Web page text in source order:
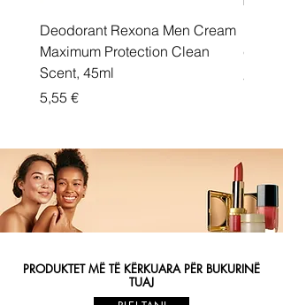
Deodorant Rexona Men Cream
Maximum Protection Clean
Scent, 45ml
Price
5,55 €
Price
5,55 €
PRODUKTET MË TË KËRKUARA PËR BUKURINË
TUAJ